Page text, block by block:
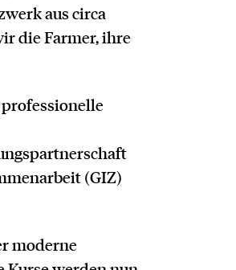
aus circa
die Farmer, ihre
(GIZ)
moderne